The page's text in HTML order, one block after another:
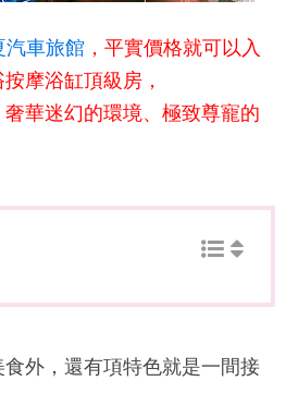
汽車旅館 ，平實價格就可以入
摩浴缸頂級房，
華迷幻的環境、極致尊寵的
外，還有項特色就是一間接